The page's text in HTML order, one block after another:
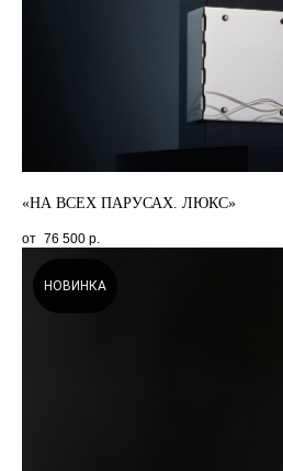
«НА ВСЕХ ПАРУСАХ. ЛЮКС»
76 500 р.
НОВИНКА